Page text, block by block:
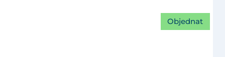
Objednat